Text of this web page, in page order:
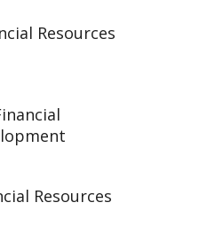
Resources
Resources